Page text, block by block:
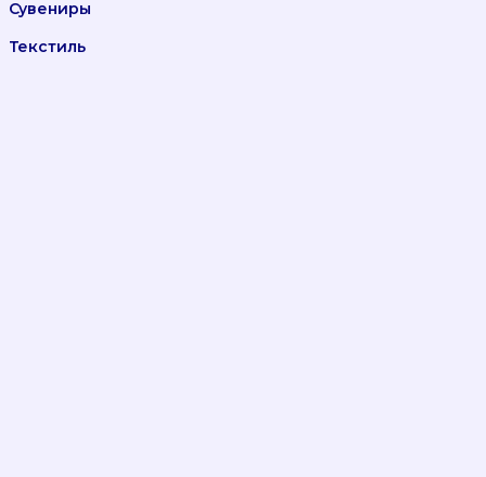
Сувениры
Текстиль